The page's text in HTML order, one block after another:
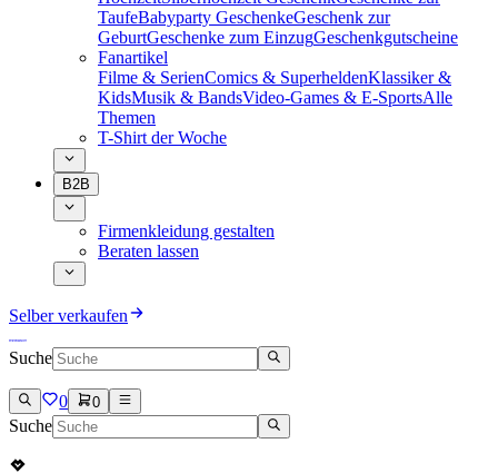
TaufeBabyparty GeschenkeGeschenk zur
GeburtGeschenke zum EinzugGeschenkgutscheine
Fanartikel
Filme & SerienComics & SuperheldenKlassiker &
KidsMusik & BandsVideo-Games & E-SportsAlle
Themen
T-Shirt der Woche
B2B
Firmenkleidung gestalten
Beraten lassen
Selber verkaufen
Suche
0 0
Suche